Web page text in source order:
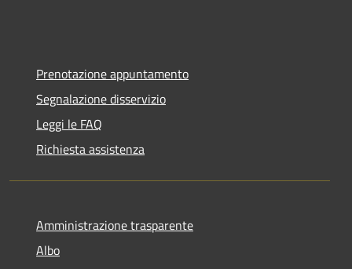
Prenotazione appuntamento
Segnalazione disservizio
Leggi le FAQ
Richiesta assistenza
Amministrazione trasparente
Albo